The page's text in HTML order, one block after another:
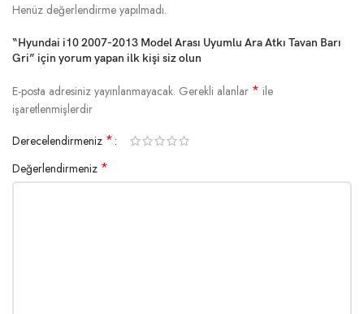
Henüz değerlendirme yapılmadı.
“Hyundai i10 2007-2013 Model Arası Uyumlu Ara Atkı Tavan Barı
Gri” için yorum yapan ilk kişi siz olun
E-posta adresiniz yayınlanmayacak. Gerekli alanlar * ile
işaretlenmişlerdir
Derecelendirmeniz *
Değerlendirmeniz *